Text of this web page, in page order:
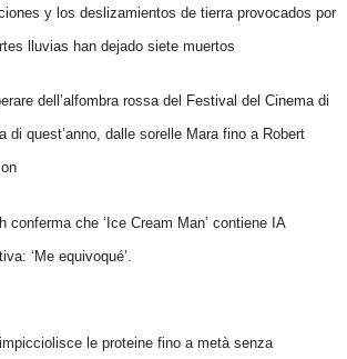
y los deslizamientos de tierra provocados por
lluvias han dejado siete muertos
dell’alfombra rossa del Festival del Cinema di
di quest’anno, dalle sorelle Mara fino a Robert
conferma che ‘Ice Cream Man’ contiene IA
‘Me equivoqué’.
le proteine fino a metà senza